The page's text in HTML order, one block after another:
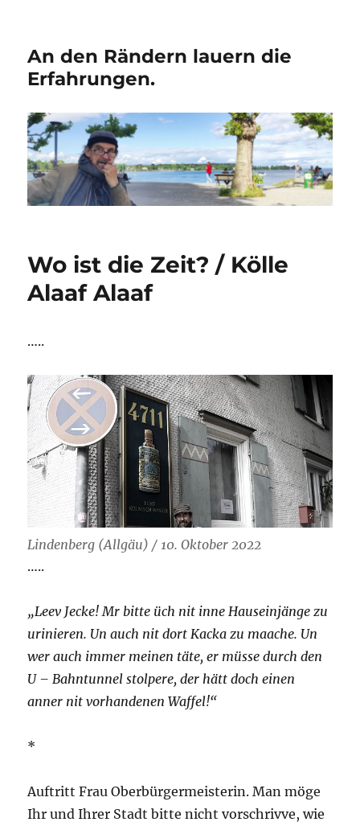
An den Rändern lauern die
Erfahrungen.
Wo ist die Zeit? / Kölle
Alaaf Alaaf
…..
Lindenberg (Allgäu) / 10. Oktober 2022
…..
„Leev Jecke! Mr bitte üch nit inne Hauseinjänge zu
urinieren. Un auch nit dort Kacka zu maache. Un
wer auch immer meinen täte, er müsse durch den
U – Bahntunnel stolpere, der hätt doch einen
anner nit vorhandenen Waffel!“
*
Auftritt Frau Oberbürgermeisterin. Man möge
Ihr und Ihrer Stadt bitte nicht vorschrivve, wie